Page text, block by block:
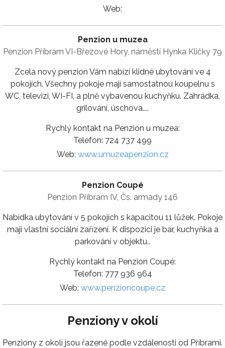
Web:
Penzion u muzea
Penzion Příbram VI-Březové Hory, náměstí Hynka Kličky 79
Zcela nový penzion Vám nabízí klidné ubytování ve 4
pokojích. Všechny pokoje mají samostatnou koupelnu s
WC, televizi, WI-FI, a plně vybavenou kuchyňku. Zahrádka,
grilování, úschova....
Rychlý kontakt na Penzion u muzea:
Telefon: 724 737 499
Web: www.umuzeapenzion.cz
Penzion Coupé
Penzion Příbram IV, Čs. armády 146
Nabídka ubytování v 5 pokojích s kapacitou 11 lůžek. Pokoje
mají vlastní sociální zařízení. K dispozici je bar, kuchyňka a
parkování v objektu..
Rychlý kontakt na Penzion Coupé:
Telefon: 777 936 964
Web: www.penzioncoupe.cz
Penziony v okolí
Penziony z okolí jsou řazené podle vzdálenosti od Příbrami.